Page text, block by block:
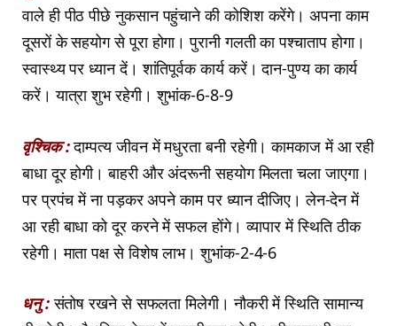
वाले ही पीठ पीछे नुकसान पहुंचाने की कोशिश करेंगे। अपना काम
दूसरों के सहयोग से पूरा होगा। पुरानी गलती का पश्चाताप होगा।
स्वास्थ्य पर ध्यान दें। शांतिपूर्वक कार्य करें। दान-पुण्य का कार्य
करें। यात्रा शुभ रहेगी। शुभांक-6-8-9
वृश्चिक : दाम्पत्य जीवन में मधुरता बनी रहेगी। कामकाज में आ रही
बाधा दूर होगी। बाहरी और अंदरूनी सहयोग मिलता चला जाएगा।
पर प्रपंच में ना पड़कर अपने काम पर ध्यान दीजिए। लेन-देन में
आ रही बाधा को दूर करने में सफल होंगे। व्यापार में स्थिति ठीक
रहेगी। माता पक्ष से विशेष लाभ। शुभांक-2-4-6
धनु : संतोष रखने से सफलता मिलेगी। नौकरी में स्थिति सामान्य